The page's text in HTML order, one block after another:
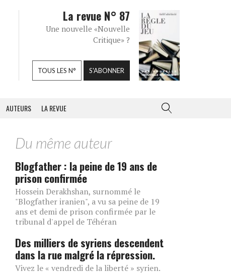
La revue N° 87
Une nouvelle «Nouvelle
Critique» ?
TOUS LES N° S'ABONNER
AUTEURS LA REVUE
Du même auteur
Blogfather : la peine de 19 ans de
prison confirmée
Hossein Derakhshan, surnommé le
"Blogfather iranien", a vu sa peine de 19
ans et demi de prison confirmée par le
tribunal d'appel de Téhéran
Des milliers de syriens descendent
dans la rue malgré la répression.
Vivez le « vendredi de la liberté » syrien.